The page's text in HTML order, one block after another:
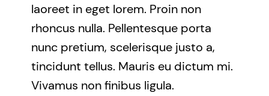
laoreet in eget lorem. Proin non
rhoncus nulla. Pellentesque porta
nunc pretium, scelerisque justo a,
tincidunt tellus. Mauris eu dictum mi.
Vivamus non finibus ligula.